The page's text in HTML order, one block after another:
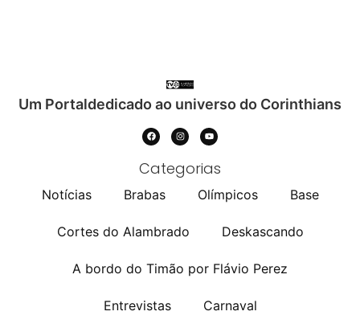
Um Portaldedicado ao universo do Corinthians
Categorias
Notícias Brabas Olímpicos Base
Cortes do Alambrado Deskascando
A bordo do Timão por Flávio Perez
Entrevistas Carnaval